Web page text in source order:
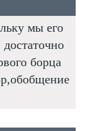
мы его
борца